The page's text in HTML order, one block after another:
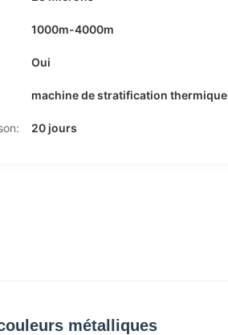
1000m-4000m
Oui
machine de stratification thermique
20 jours
métalliques